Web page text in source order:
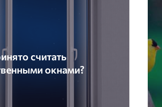
считать
окнами?